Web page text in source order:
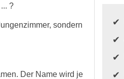
?
sondern
Der Name wird je